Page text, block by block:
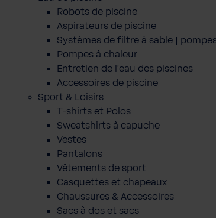
Robots de piscine
Aspirateurs de piscine
Systèmes de filtre à sable |
Pompes à chaleur
Entretien de l'eau des piscines
Accessoires de piscine
Sport & Loisirs
T-shirts et Polos
Sweatshirts à capuche
Vestes
Pantalons
Vêtements de sport
Casquettes et chapeaux
Chaussures & Accessoires
Sacs à dos et sacs